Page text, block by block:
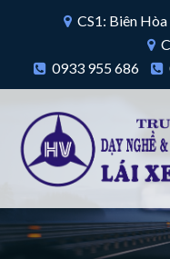
CS1: Biên Hòa
0933 955 686